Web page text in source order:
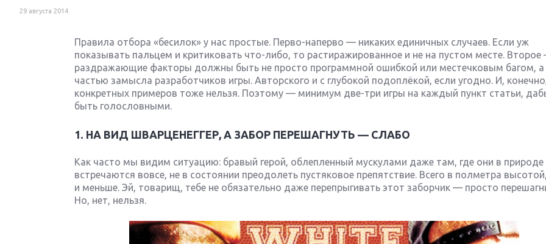
29 августа 2014
Правила отбора «бесилок» у нас простые. Перво-наперво — никаких единичных случаев. Если уж
показывать пальцем и критиковать что-либо, то растиражированное и не на пустом месте.
раздражающие факторы должны быть не просто программной ошибкой или местечковым багом, а
частью замысла разработчиков игры. Авторского и с глубокой подоплёкой, если угодно. И,
конкретных примеров тоже нельзя. Поэтому — минимум две-три игры на каждый пункт статьи,
быть голословными.
1. НА ВИД ШВАРЦЕНЕГГЕР, А ЗАБОР ПЕРЕШАГНУТЬ — СЛАБО
Как часто мы видим ситуацию: бравый герой, облепленный мускулами даже там, где они в природе
встречаются вовсе, не в состоянии преодолеть пустяковое препятствие. Всего в полметра
и меньше. Эй, товарищ, тебе не обязательно даже перепрыгивать этот заборчик — просто
Но, нет, нельзя.